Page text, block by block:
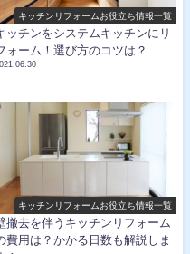
キッチンリフォームお役立ち情報一覧
ッチンをシステムキッチンにリ
ォーム！選び方のコツは？
キッチンリフォームお役立ち情報一覧
撤去を伴うキッチンリフォーム
費用は？かかる日数も解説しま